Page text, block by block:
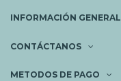
INFORMACIÓN GENERAL
CONTÁCTANOS
METODOS DE PAGO